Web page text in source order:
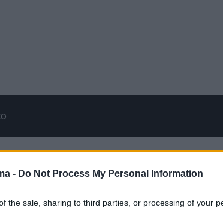
- Do Not Process My Personal Information
the sale, sharing to third parties, or processing of your